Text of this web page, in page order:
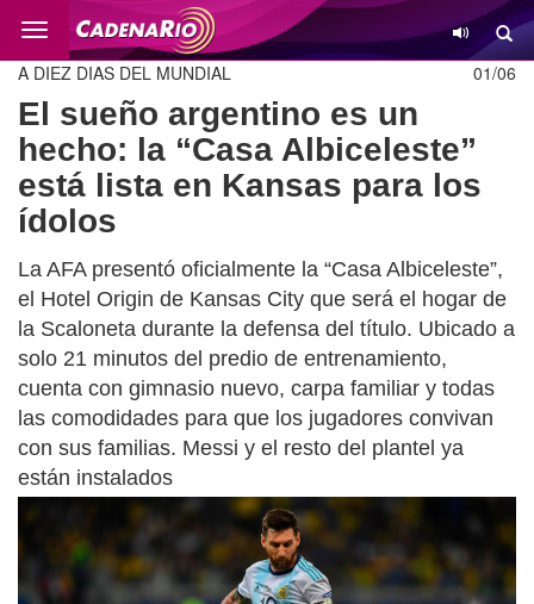
Cambio
01/06
A DIEZ DIAS DEL MUNDIAL
El sueño argentino es un
hecho: la “Casa Albiceleste”
está lista en Kansas para los
ídolos
La AFA presentó oficialmente la “Casa Albiceleste”,
el Hotel Origin de Kansas City que será el hogar de
la Scaloneta durante la defensa del título. Ubicado a
solo 21 minutos del predio de entrenamiento,
cuenta con gimnasio nuevo, carpa familiar y todas
las comodidades para que los jugadores convivan
con sus familias. Messi y el resto del plantel ya
están instalados